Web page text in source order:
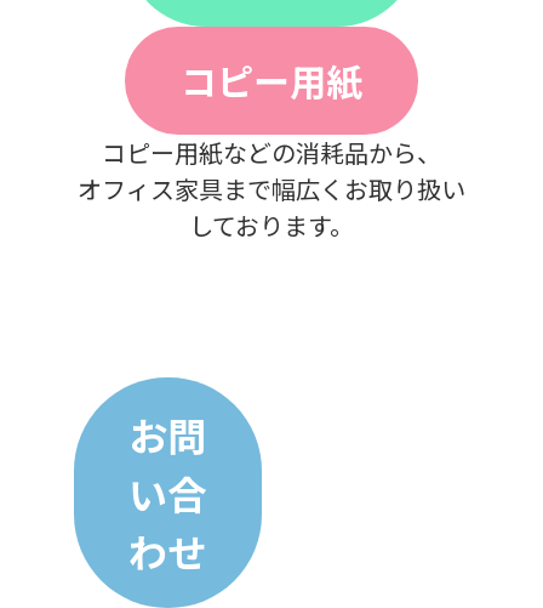
コピー用紙
コピー用紙などの消耗品から、
オフィス家具まで幅広くお取り扱い
しております。
お問
い合
わせ